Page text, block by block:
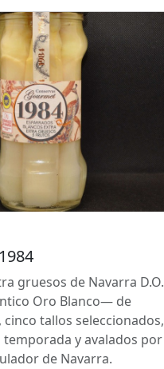
gruesos de Navarra D.O.
Oro Blanco— de
cinco tallos seleccionados,
temporada y avalados por
de Navarra.